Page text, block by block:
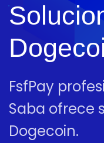
FsfPay
Saba ofrece
Dogecoin.